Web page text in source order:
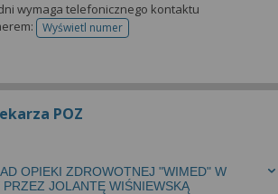
wymaga telefonicznego kontaktu
Wyświetl numertelefonu do rejestracji
POZ
OPIEKI ZDROWOTNEJ "WIMED" W
JOLANTĘ WIŚNIEWSKĄ